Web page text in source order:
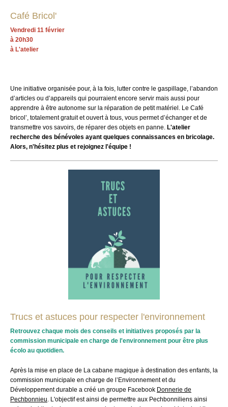
Café Bricol'
Vendredi 11 février
à 20h30
à L'atelier
Une initiative organisée pour, à la fois, lutter contre le gaspillage, l’abandon
d’articles ou d’appareils qui pourraient encore servir mais aussi pour
apprendre à être autonome sur la réparation de petit matériel. Le Café
bricol’, totalement gratuit et ouvert à tous, vous permet d’échanger et de
transmettre vos savoirs, de réparer des objets en panne. L'atelier
recherche des bénévoles ayant quelques connaissances en bricolage.
Alors, n'hésitez plus et rejoignez l'équipe !
Trucs et astuces pour respecter l'environnement
Retrouvez chaque mois des conseils et initiatives proposés par la
commission municipale en charge de l'environnement pour être plus
écolo au quotidien.
Après la mise en place de La cabane magique à destination des enfants, la
commission municipale en charge de l’Environnement et du
Développement durable a créé un groupe Facebook Donnerie de
Pechbonnieu. L'objectif est ainsi de permettre aux Pechbonniliens ainsi